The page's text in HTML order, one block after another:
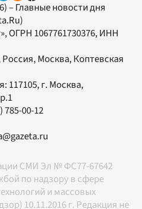
– Главные новости дня
, ОГРН 1067761730376, ИНН
Москва, Коптевская
117105, г. Москва,
785-00-12
СМИ Эл № ФС77-67642
по надзору в сфере
и массовых
10.11.2016 г. Редакция не